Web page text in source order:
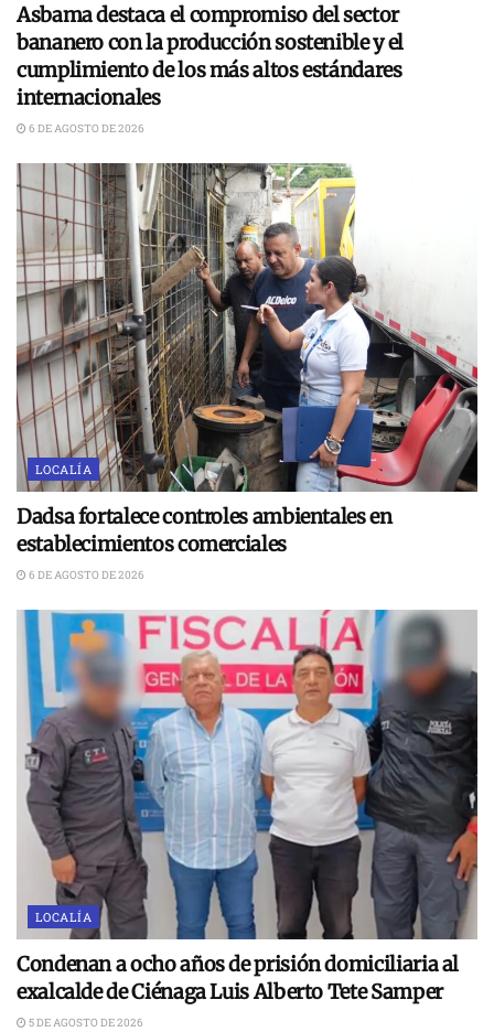
Asbama destaca el compromiso del sector
bananero con la producción sostenible y el
cumplimiento de los más altos estándares
internacionales
6 DE AGOSTO DE 2026
LOCALÍA
Dadsa fortalece controles ambientales en
establecimientos comerciales
6 DE AGOSTO DE 2026
LOCALÍA
Condenan a ocho años de prisión domiciliaria al
exalcalde de Ciénaga Luis Alberto Tete Samper
5 DE AGOSTO DE 2026